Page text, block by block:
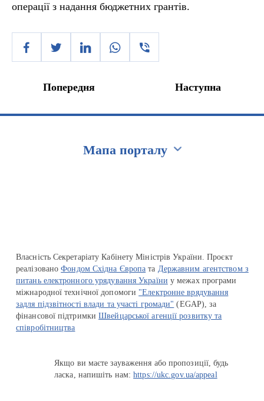
операції з надання бюджетних грантів.
Попередня Наступна
Мапа порталу
Власність Секретаріату Кабінету Міністрів України. Проєкт
реалізованоФондом Східна Європа та Державним агентством з
питань електронного урядування України у межах програми
міжнародної технічної допомоги "Електронне врядування
задля підзвітності влади та участі громади" (EGAP), за
фінансової підтримкиШвейцарської агенції розвитку та
співробітництва
Якщо ви маєте зауваження або пропозиції, будь
ласка, напишіть нам:https://ukc.gov.ua/appeal